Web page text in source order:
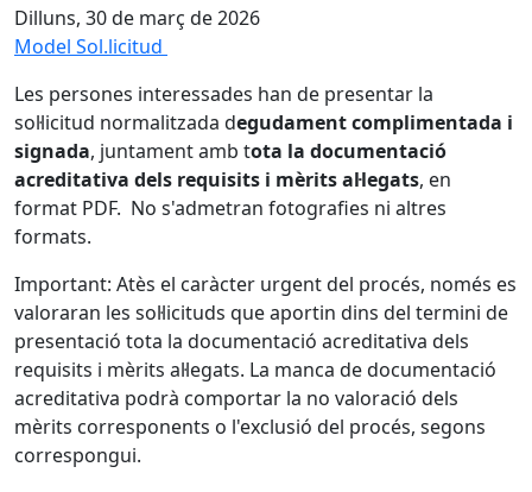
Dilluns, 30 de març de 2026
Model Sol.licitud
Les persones interessades han de presentar la
sol·licitud normalitzada degudament complimentada i
signada, juntament amb tota la documentació
acreditativa dels requisits i mèrits al·legats, en
format PDF. No s'admetran fotografies ni altres
formats.
Important: Atès el caràcter urgent del procés, només es
valoraran les sol·licituds que aportin dins del termini de
presentació tota la documentació acreditativa dels
requisits i mèrits al·legats. La manca de documentació
acreditativa podrà comportar la no valoració dels
mèrits corresponents o l'exclusió del procés, segons
correspongui.